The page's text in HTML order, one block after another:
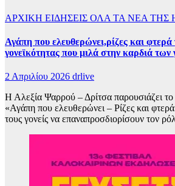
ΑΡΧΙΚΗ ΕΙΔΗΣΕΙΣ ΟΛΑ ΤΑ ΝΕΑ ΤΗΣ
Αγάπη που ελευθερώνει,ρίζες και φτερά
γονεϊκότητας που μιλά στην καρδιά των
2 Απριλίου 2026 drlive
Η Αλεξία Ψαρρού – Δρίτσα παρουσιάζει το
«Αγάπη που ελευθερώνει – Ρίζες και
τους γονείς να επαναπροσδιορίσουν τον